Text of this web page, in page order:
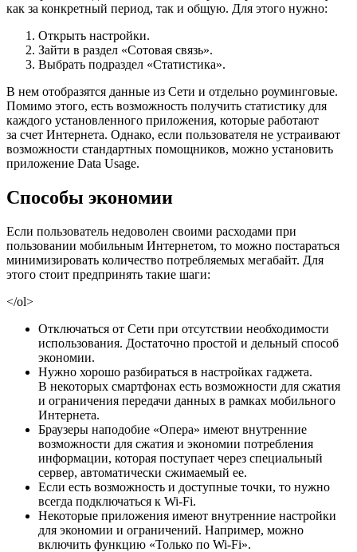
как за конкретный период, так и общую. Для этого нужно:
Открыть настройки.
Зайти в раздел «Сотовая связь».
Выбрать подраздел «Статистика».
В нем отобразятся данные из Сети и отдельно роуминговые.
Помимо этого, есть возможность получить статистику для
каждого установленного приложения, которые работают
за счет Интернета. Однако, если пользователя не устраивают
возможности стандартных помощников, можно установить
приложение Data Usage.
Способы экономии
Если пользователь недоволен своими расходами при
пользовании мобильным Интернетом, то можно постараться
минимизировать количество потребляемых мегабайт. Для
этого стоит предпринять такие шаги:
</ol>
Отключаться от Сети при отсутствии необходимости
использования. Достаточно простой и дельный способ
экономии.
Нужно хорошо разбираться в настройках гаджета.
В некоторых смартфонах есть возможности для сжатия
и ограничения передачи данных в рамках мобильного
Интернета.
Браузеры наподобие «Опера» имеют внутренние
возможности для сжатия и экономии потребления
информации, которая поступает через специальный
сервер, автоматически сжимаемый ее.
Если есть возможность и доступные точки, то нужно
всегда подключаться к Wi-Fi.
Некоторые приложения имеют внутренние настройки
для экономии и ограничений. Например, можно
включить функцию «Только по Wi-Fi».